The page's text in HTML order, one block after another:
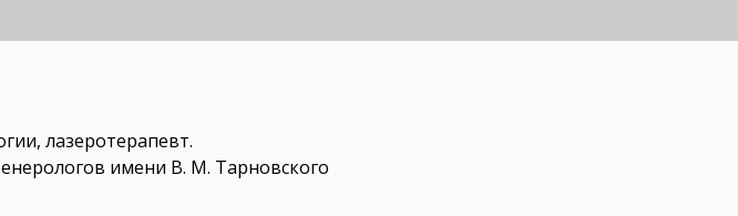
лазеротерапевт.
имени В. М. Тарновского